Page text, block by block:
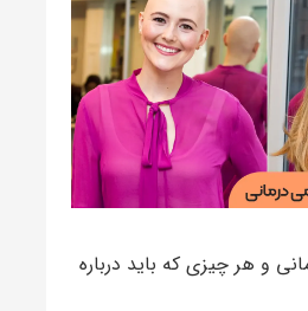
و هر چیزی که باید درباره